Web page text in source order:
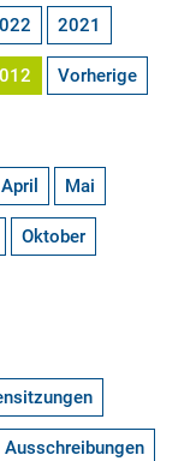
2021
Vorherige
April Mai
Oktober
Ausschreibungen